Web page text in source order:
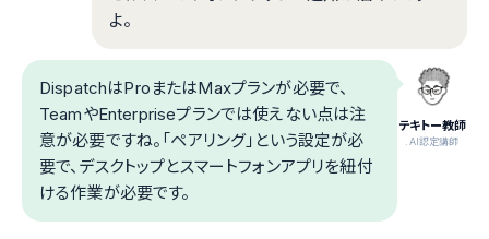
よ。
テキトー教師
.AI認定講師
DispatchはProまたはMaxプランが必要で、
TeamやEnterpriseプランでは使えない点は注
意が必要ですね。「ペアリング」という設定が必
要で、デスクトップとスマートフォンアプリを紐付
ける作業が必要です。